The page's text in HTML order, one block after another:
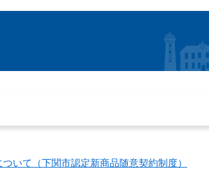
いて（下関市認定新商品随意契約制度）